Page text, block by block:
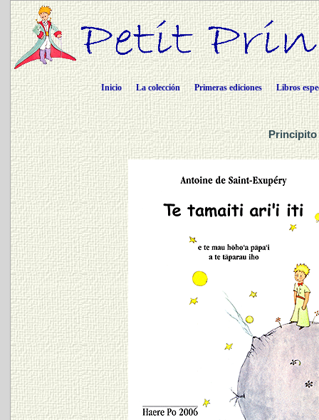
Inicio La colección Primeras ediciones Libros
Principito